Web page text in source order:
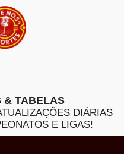
& TABELAS
DIÁRIAS
E LIGAS!